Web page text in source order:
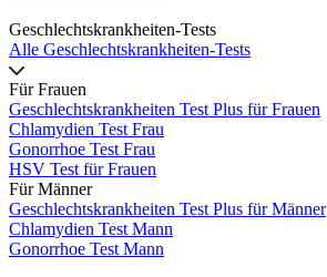
Geschlechtskrankheiten-Tests
Alle Geschlechtskrankheiten-Tests
Für Frauen
Geschlechtskrankheiten Test Plus für Frauen
Chlamydien Test Frau
Gonorrhoe Test Frau
HSV Test für Frauen
Für Männer
Geschlechtskrankheiten Test Plus für Männer
Chlamydien Test Mann
Gonorrhoe Test Mann